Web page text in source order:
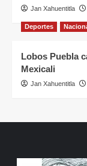
Jan Xahuentitla
Deportes
Lobos Puebla
Mexicali
Jan Xahuentitla